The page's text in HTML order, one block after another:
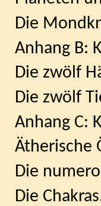
Die
Anhang B:
Die zwölf
Die zwölf
Anhang C:
Ätherische
Die
Die